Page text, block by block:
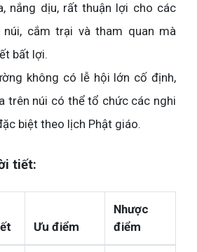
nắng dịu, rất thuận lợi cho các
cắm trại và tham quan mà
bất lợi.
không có lễ hội lớn cố định,
trên núi có thể tổ chức các nghi
biệt theo lịch Phật giáo.
tiết:
Ưu điểm
Nhược
điểm